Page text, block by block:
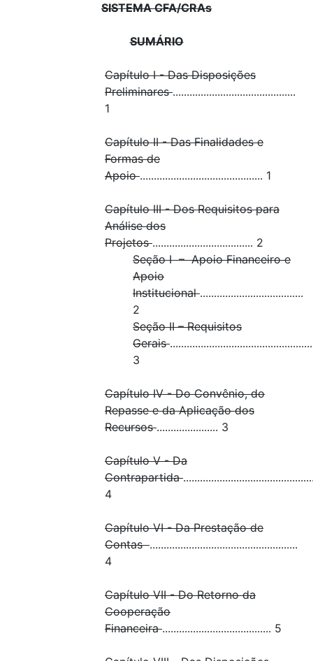
SISTEMA CFA/CRAs
SUMÁRIO
Capítulo I - Das Disposições
Preliminares............................................
1
Capítulo II - Das Finalidades e
Formas de
Apoio............................................ 1
Capítulo III - Dos Requisitos para
Análise dos
Projetos.................................... 2
Seção I – Apoio Financeiro e
Apoio
Institucional.....................................
2
Seção II – Requisitos
Gerais
3
Capítulo IV - Do Convênio, do
Repasse e da Aplicação dos
Recursos...................... 3
Capítulo V - Da
Contrapartida
4
Capítulo VI - Da Prestação de
Contas.....................................................
4
Capítulo VII - Do Retorno da
Cooperação
Financeira....................................... 5